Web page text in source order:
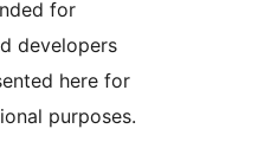
for
developers
here for
purposes.